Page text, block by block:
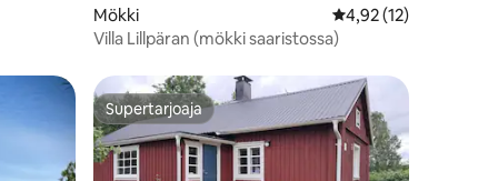
Mökki Keskimääräinen
4,92 (12)
Villa Lillpäran (mökki saaristossa)
Supertarjoaja
Supertarjoaja